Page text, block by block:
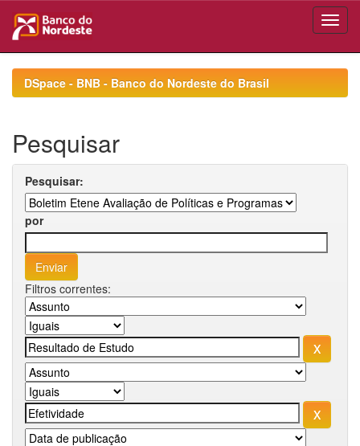
navigationDSpace - BNB - Banco do Nordeste do Brasil
Pesquisar
Pesquisar:
por
Filtros correntes: